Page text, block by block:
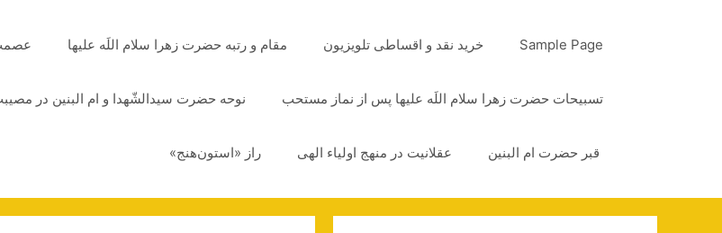
Sample Page خرید نقد و اقساطی تلویزیون مقام و رتبه حضرت زهرا سلام اللَه علیها
تسبیحات حضرت زهرا سلام اللَه علیها پس از نماز مستحب نوحه حضرت سیدالشّهدا و ام البنین در
قبر حضرت ام البنین عقلانیت در منهج اولیاء الهی راز «استون‌هنج»